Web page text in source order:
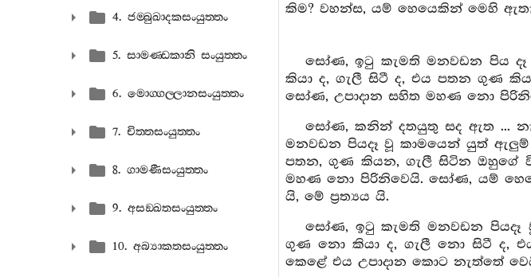
4. ජම‍්බුඛාදකසංයුත‍්තං
5. සාමණ‍්ඩකානි සංයුත‍්තං
6. මොග‍්ගල‍්ලානසංයුත‍්තං
7. චිත‍්තසංයුත‍්තං
8. ගාමණීසංයුත‍්තං
9. අසඞ‍්ඛතසංයුත‍්තං
10. අබ්‍යාකතසංයුත‍්තං
කිම? වහන්ස, යම් හෙයෙකින් මෙහි
සෝණ, ඉටු කැමති මනවඩන පිය
කියා ද, ගැලී සිටී ද, එය පතන ගුණ
සෝණ, උපාදාන සහිත මහණ නො
සෝණ, කනින් දතයුතු සද ඇත ...
මනවඩන පියදෑ වූ කාමයෙන් යුත්
පතන, ගුණ කියන, ගැලී සිටින ඔහුගේ
මහණ නො පිරිනිවෙයි. සෝණ, යම්
යි, මේ ප්‍රත්‍යය යි.
සෝණ, ඉටු කැමති මනවඩන
ගුණ නො කියා ද, ගැලී නො සිටී
කෙළේ එය උපාදාන කොට නැත්තේ